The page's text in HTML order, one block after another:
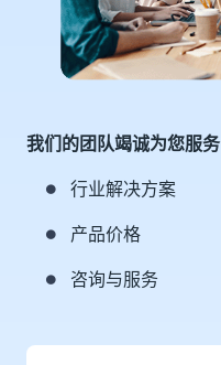
我们的团队竭诚为您服务
行业解决方案
产品价格
咨询与服务